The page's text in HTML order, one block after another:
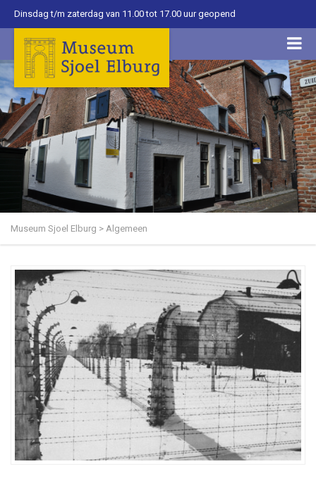
Dinsdag t/m zaterdag van 11.00 tot 17.00 uur geopend
Museum Sjoel Elburg > Algemeen